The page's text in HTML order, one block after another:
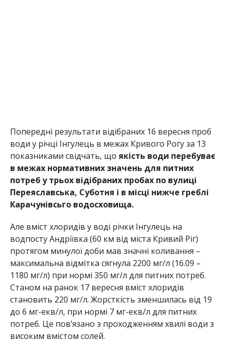
Попередні результати відібраних 16 вересня проб
води у річці Інгулець в межах Кривого Рогу за 13
показниками свідчать, що якість води перебуває
в межах нормативних значень для питних
потреб у трьох відібраних пробах по вулиці
Переяславська, Суботня і в місці нижче греблі
Карачунівсьго водосховища.
Але вміст хлоридів у воді річки Інгулець на
водпосту Андріївка (60 км від міста Кривий Ріг)
протягом минулої доби мав значні коливання –
максимальна відмітка сягнула 2200 мг/л (16.09 –
1180 мг/л) при нормі 350 мг/л для питних потреб.
Станом на ранок 17 вересня вміст хлоридів
становить 220 мг/л. Жорсткість зменшилась від 19
до 6 мг-екв/л, при нормі 7 мг-екв/л для питних
потреб. Це пов’язано з проходженням хвилі води з
високим вмістом солей.